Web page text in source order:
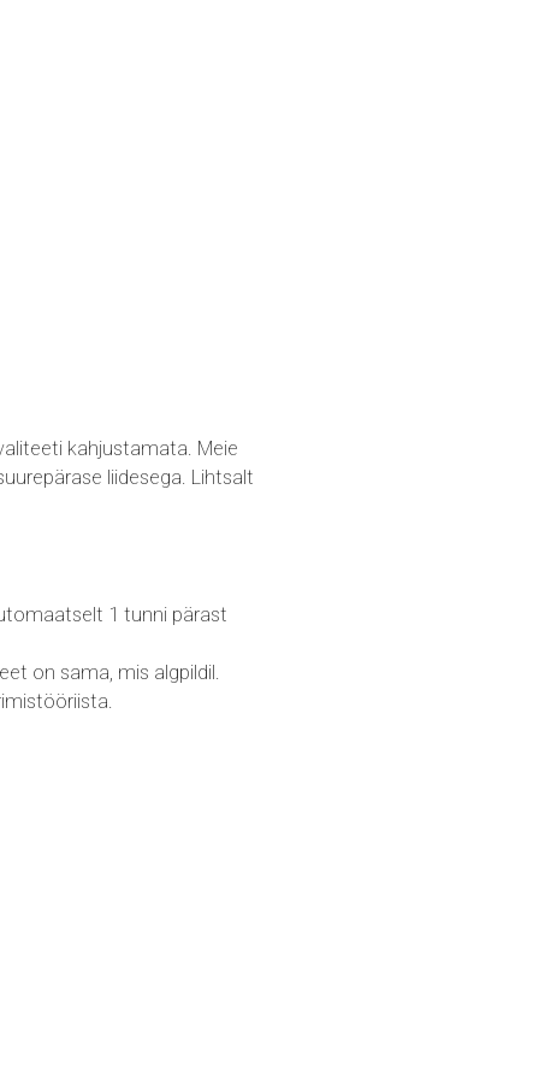
kahjustamata. Meie
liidesega. Lihtsalt
1 tunni pärast
on sama, mis algpildil.